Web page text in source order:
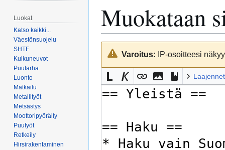
Muokataan
Siirry
navigaatioon
Siirry
hakuunVaroitus: IP-osoitteesi
Luokat
Katso kaikki...
Väestönsuojelu
SHTF
Kulkuneuvot
Puutarha
Luonto
Matkailu
Metallityöt
Metsästys
Moottoripyöräily
Puutyöt
Retkeily
Hirsirakentaminen